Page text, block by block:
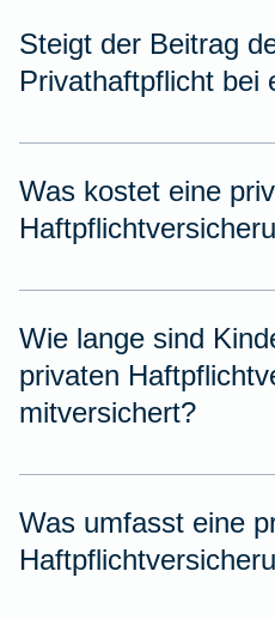
Steigt der Beitrag
Privathaftpflicht bei
Was kostet eine
Wie lange sind
privaten
mitversichert?
Was umfasst eine